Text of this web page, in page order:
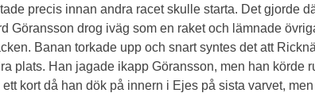
precis innan andra racet skulle starta. Det gjorde
drog iväg som en raket och lämnade
Banan torkade upp och snart syntes det att
plats. Han jagade ikapp Göransson, men han körde
kort då han dök på innern i Ejes på sista varvet,